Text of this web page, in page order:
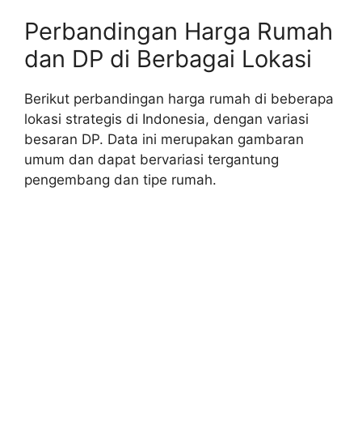
Perbandingan Harga Rumah
dan DP di Berbagai Lokasi
Berikut perbandingan harga rumah di beberapa
lokasi strategis di Indonesia, dengan variasi
besaran DP. Data ini merupakan gambaran
umum dan dapat bervariasi tergantung
pengembang dan tipe rumah.